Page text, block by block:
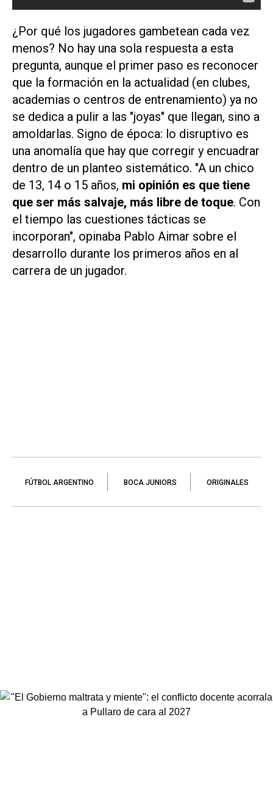
¿Por qué los jugadores gambetean cada vez
menos? No hay una sola respuesta a esta
pregunta, aunque el primer paso es reconocer
que la formación en la actualidad (en clubes,
academias o centros de entrenamiento) ya no
se dedica a pulir a las "joyas" que llegan, sino a
amoldarlas. Signo de época: lo disruptivo es
una anomalía que hay que corregir y encuadrar
dentro de un planteo sistemático. "A un chico
de 13, 14 o 15 años, mi opinión es que tiene
que ser más salvaje, más libre de toque. Con
el tiempo las cuestiones tácticas se
incorporan", opinaba Pablo Aimar sobre el
desarrollo durante los primeros años en al
carrera de un jugador.
FÚTBOL ARGENTINO BOCA JUNIORS ORIGINALES